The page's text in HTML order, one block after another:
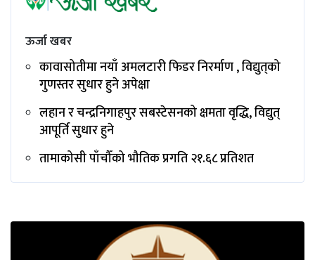
ऊर्जा खबर
कावासोतीमा नयाँ अमलटारी फिडर निरर्माण , विद्युत्‌को
गुणस्तर सुधार हुने अपेक्षा
लहान र चन्द्रनिगाहपुर सबस्टेसनको क्षमता वृद्धि, विद्युत्
आपूर्ति सुधार हुने
तामाकोसी पाँचौँको भौतिक प्रगति २१.६८ प्रतिशत